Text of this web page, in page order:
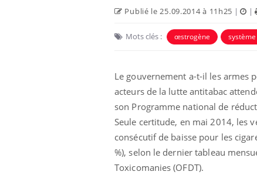
Publié le 25.09.2014 à 11h25 | |
Mots clés : œstrogène
Le gouvernement a-t-il les armes
acteurs de la lutte antitabac
son Programme national de
Seule certitude, en mai 2014, les
consécutif de baisse pour les
%), selon le dernier tableau
Toxicomanies (OFDT).